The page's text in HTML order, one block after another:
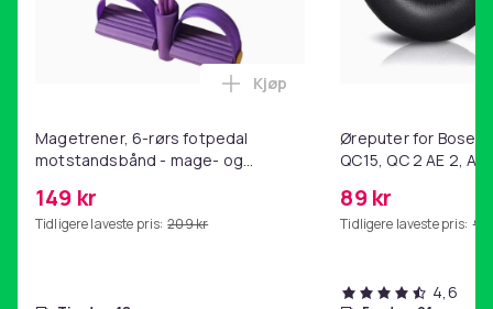
Magetrener, 6-rørs fotpedal
motstandsbånd - mage- og
hjemmegymnastikk Purple
149 kr
Tidligere laveste pris: 209 kr
Legg Magetrener, 6-rørs
Kjøp
Øreputer for Bose
QC15, QC 2 AE 2, AE
89 kr
Tidligere laveste pris: 99
4,6